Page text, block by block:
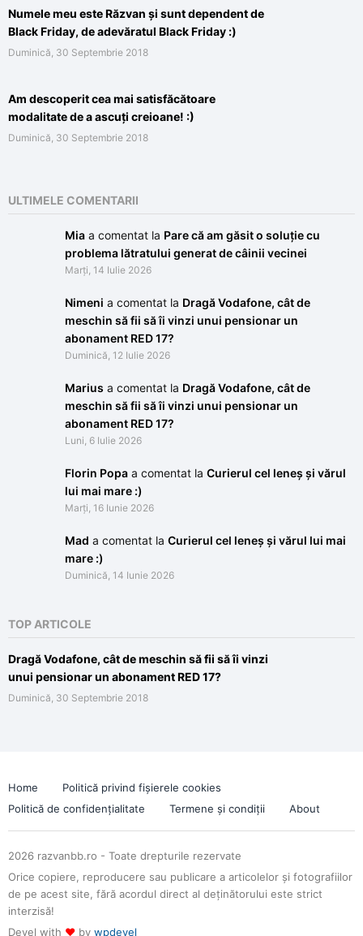
Numele meu este Răzvan și sunt dependent de
Black Friday, de adevăratul Black Friday :)
Duminică, 30 Septembrie 2018
Am descoperit cea mai satisfăcătoare
modalitate de a ascuți creioane! :)
Duminică, 30 Septembrie 2018
ULTIMELE COMENTARII
Mia a comentat la Pare că am găsit o soluție cu
problema lătratului generat de câinii vecinei
Marți, 14 Iulie 2026
Nimeni a comentat la Dragă Vodafone, cât de
meschin să fii să îi vinzi unui pensionar un
abonament RED 17?
Duminică, 12 Iulie 2026
Marius a comentat la Dragă Vodafone, cât de
meschin să fii să îi vinzi unui pensionar un
abonament RED 17?
Luni, 6 Iulie 2026
Florin Popa a comentat la Curierul cel leneș și vărul
lui mai mare :)
Marți, 16 Iunie 2026
Mad a comentat la Curierul cel leneș și vărul lui mai
mare :)
Duminică, 14 Iunie 2026
TOP ARTICOLE
Dragă Vodafone, cât de meschin să fii să îi vinzi
unui pensionar un abonament RED 17?
Duminică, 30 Septembrie 2018
Home
Politică privind fișierele cookies
Politică de confidențialitate
Termene și condiții About
2026 razvanbb.ro - Toate drepturile rezervate
Orice copiere, reproducere sau publicare a articolelor și fotografiilor
de pe acest site, fără acordul direct al deținătorului este strict
interzisă!
Devel with ♥ by wpdevel